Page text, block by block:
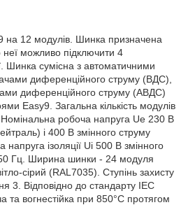
на 12 модулів. Шинка призначена
можливо підключити 4
Шинка сумісна з автоматичними
диференційного струму (ВДС),
диференційного струму (АВДС)
Easy9. Загальна кількість модулів
робоча напруга Ue 230 В
і 400 В змінного струму
ізоляції Ui 500 В змінного
Гц. Ширина шинки - 24 модуля
сірий (RAL7035). Ступінь захисту
3. Відповідно до стандарту IEC
вогнестійка при 850°C протягом